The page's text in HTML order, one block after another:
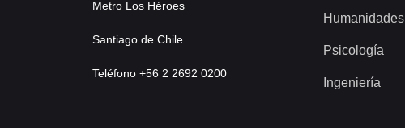
Metro Los Héroes
Santiago de Chile
Teléfono +56 2 2692 0200
Humanidades
Psicología
Ingeniería